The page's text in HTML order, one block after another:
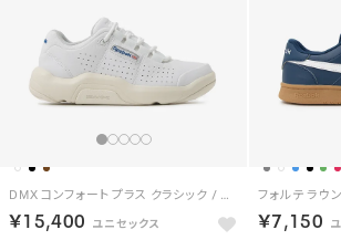
DMX コンフォート プラス クラシック / DMX COMFORT + CLASSIC （ホワイト/ブルー）
￥15,400 ￥7,150